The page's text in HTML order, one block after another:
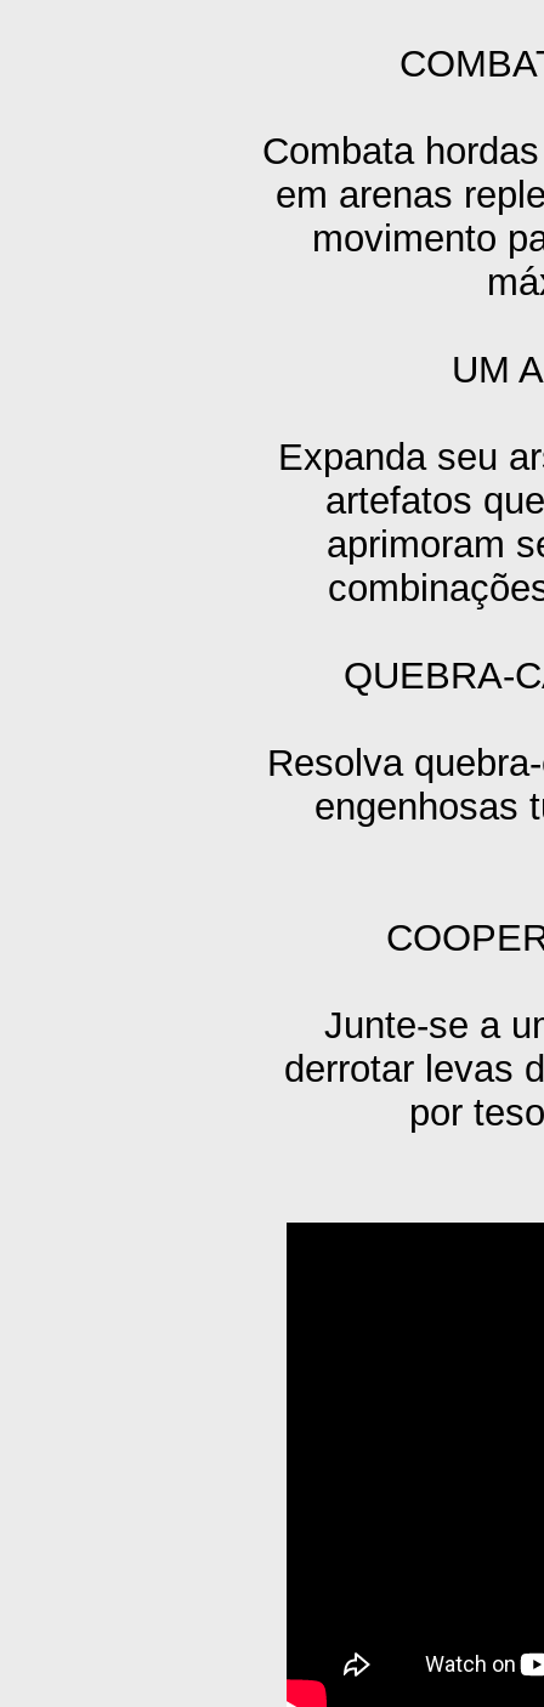
Combata
em arenas
movimento
UM
Expanda seu
artefatos
aprimoram
QUEBRA-
Resolva
engenhosas
Junte-se a
derrotar levas
por